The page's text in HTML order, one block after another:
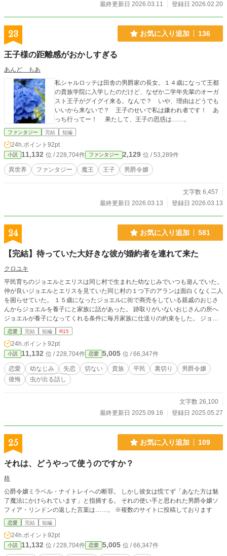
最終更新日 2026.03.11
登録日 2026.02.20
23 お気に入り追加 136
王子様の距離感がおかしすぎる
あんど もあ
私シャルロッテは田舎の男爵家の長女。１４歳になって王都
の貴族学院に入学したのだけど、なぜか二学年先輩のオーガ
スト王子がグイグイ来る。なんで？ いや、理由はどうでも
いいから来ないで？ 王子のせいで私は嫌われ者です！ あ
っち行ってー！ 果たして、王子の思惑は……。
ファンタジー 完結 短編
24h.ポイント 92pt
小説 11,132 位 / 228,704件 ファンタジー 2,129 位 / 53,289件
異世界 ファンタジー 魔王 王子 男爵令嬢
文字数 6,457
最終更新日 2026.03.13
登録日 2026.03.13
24 お気に入り追加 581
【完結】待っていた大好きな彼が婚約者を連れて来た
クロユキ
平民育ちのジョエルとエリスは同じ村で生まれた幼なじみでいつも遊んでいた。
仲が良いジョエルとエリスを見ていた同じ村の１つ下のアランは面白くなく二人
を困らせていた。 １５歳になったジョエルに街で商売をしている親戚のおじさ
んからジョエルを養子にと家族に話があった。 跡取りがいないおじさんの所へ
ジョエルが養子になってくれる条件に毎月家族に仕送りの約束をした。 ジョエ
ルは、おじさんの養子になり村を離れまた村にエリスに会いに行くとエリスに約
束をして村を出た。 更新が不定期ですが、読んでもらえたらうれしいです。 誤
字、脱字にすみません、よろしくお願いします。
恋愛 完結 短編 R15
24h.ポイント 92pt
小説 11,132 位 / 228,704件 恋愛 5,005 位 / 66,347件
恋愛 幼なじみ 失恋 切ない 貴族 平民 裏切り
男爵令嬢
後悔
虫が出る話し
文字数 26,100
最終更新日 2025.09.16
登録日 2025.05.27
25 お気に入り追加 109
それは、どうやって使うのですか？
柊
公爵令嬢ミラベル・ナイトレイへの断罪。 しかし彼女は慌てず「あなた方は魅
了魔法にかけられています」と指摘する。 それの使い手と思われた男爵令嬢ソ
フィア・リンドンの返した言葉は……。 ※複数のサイトに投稿しております
恋愛 完結 短編
24h.ポイント 92pt
小説 11,132 位 / 228,704件 恋愛 5,005 位 / 66,347件